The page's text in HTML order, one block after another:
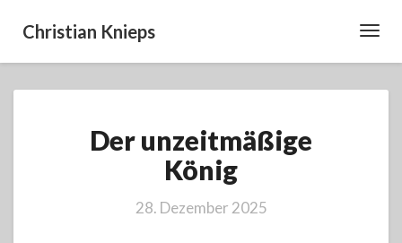
Christian Knieps
unzeitmäßige
König
Der unzeitmäßige
König
28. Dezember 2025